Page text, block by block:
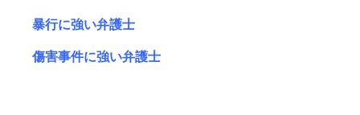
暴行に強い弁護士
傷害事件に強い弁護士